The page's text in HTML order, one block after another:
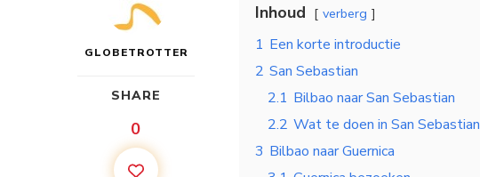
GLOBETROTTER
SHARE
0
Inhoud verberg
1 Een korte introductie
2 San Sebastian
2.1 Bilbao naar San Sebastian
2.2 Wat te doen in San Sebastian
3 Bilbao naar Guernica